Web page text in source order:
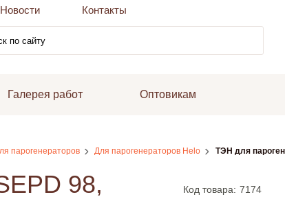
Новости Контакты
Галерея работ Оптовикам
парогенераторов Для парогенераторов Helo ТЭН для
98,
Код товара: 7174